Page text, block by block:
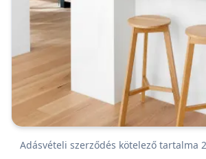
Adásvételi szerződés kötelező tartalma